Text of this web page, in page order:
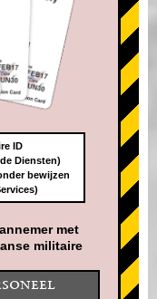
ID
Diensten)
bewijzen
met
militaire